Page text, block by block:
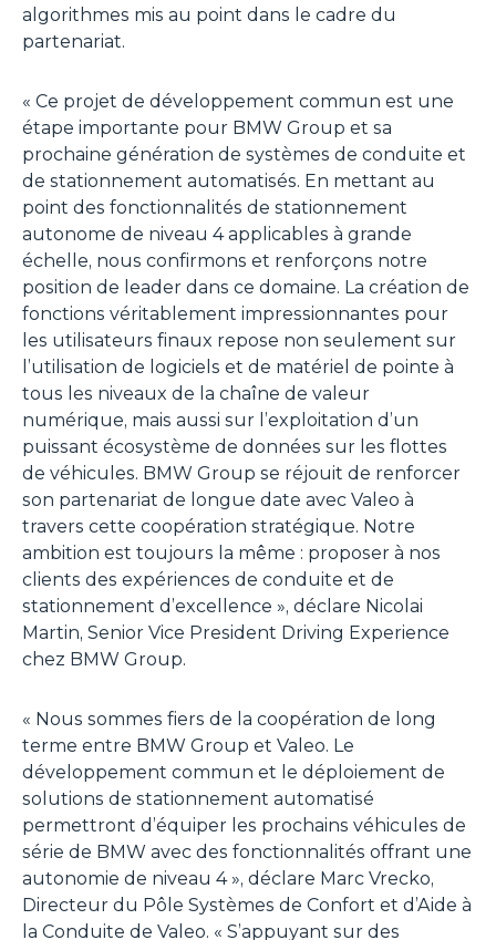
algorithmes mis au point dans le cadre du
partenariat.
« Ce projet de développement commun est une
étape importante pour BMW Group et sa
prochaine génération de systèmes de conduite et
de stationnement automatisés. En mettant au
point des fonctionnalités de stationnement
autonome de niveau 4 applicables à grande
échelle, nous confirmons et renforçons notre
position de leader dans ce domaine. La création de
fonctions véritablement impressionnantes pour
les utilisateurs finaux repose non seulement sur
l’utilisation de logiciels et de matériel de pointe à
tous les niveaux de la chaîne de valeur
numérique, mais aussi sur l’exploitation d’un
puissant écosystème de données sur les flottes
de véhicules. BMW Group se réjouit de renforcer
son partenariat de longue date avec Valeo à
travers cette coopération stratégique. Notre
ambition est toujours la même : proposer à nos
clients des expériences de conduite et de
stationnement d’excellence », déclare Nicolai
Martin, Senior Vice President Driving Experience
chez BMW Group.
« Nous sommes fiers de la coopération de long
terme entre BMW Group et Valeo. Le
développement commun et le déploiement de
solutions de stationnement automatisé
permettront d’équiper les prochains véhicules de
série de BMW avec des fonctionnalités offrant une
autonomie de niveau 4», déclare Marc Vrecko,
Directeur du Pôle Systèmes de Confort et d’Aide à
la Conduite de Valeo. « S’appuyant sur des